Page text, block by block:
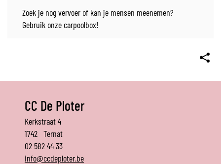
Zoek je nog vervoer of kan je mensen meenemen?
Gebruik onze carpoolbox!
CC De Ploter
De
Ploter
Adres
Kerkstraat 4
1742 Ternat
Tel.
02 582 44 33
E-
info@ccdeploter.be